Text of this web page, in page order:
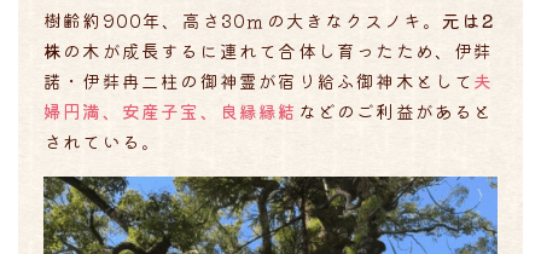
樹齢約900年、高さ30ｍの大きなクスノキ。 元は2
株の木が成長するに連れて合体し育ったため、伊弉
諾・伊弉冉二柱の御神霊が宿り給ふ御神木として夫
婦円満、安産子宝、良縁縁結 などのご利益があると
されている。